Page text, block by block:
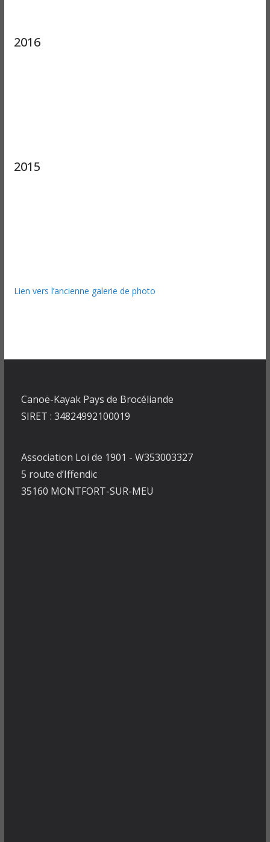
2016
2015
Lien vers l’ancienne galerie de photo
Canoë-Kayak Pays de Brocéliande
SIRET : 34824992100019
Association Loi de 1901 - W353003327
5 route d’Iffendic
35160 MONTFORT-SUR-MEU